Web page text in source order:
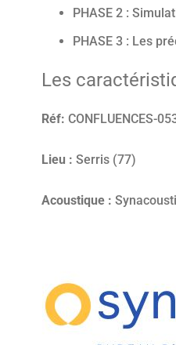
PHASE 2 :
PHASE 3 : Les
Les
Réf: CONFLUENCES-
Lieu : Serris (77)
Acoustique :